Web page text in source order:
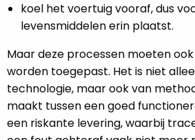
koel het voertuig vooraf, dus
levensmiddelen erin plaatst.
Maar deze processen moeten
worden toegepast. Het is niet
technologie, maar ook van
maakt tussen een goed
een riskante levering, waarbij